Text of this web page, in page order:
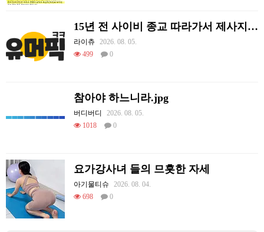
15년 전 사이비 종교 따라가서 제사지내고 온 썰.
라이츄
2026. 08. 05.
499
0
참아야 하느니라.jpg
버디버디
2026. 08. 05.
1018
0
요가강사녀 들의 므흣한 자세
아기물티슈
2026. 08. 04.
698
0